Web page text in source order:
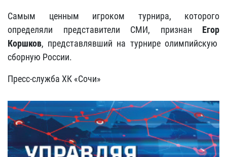
Самым ценным игроком турнира, которого
определяли представители СМИ, признан Егор
Коршков, представлявший на турнире олимпийскую
сборную России.
Пресс-служба ХК «Сочи»